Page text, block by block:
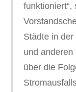
funktioniert“,
Städte in
und
über die